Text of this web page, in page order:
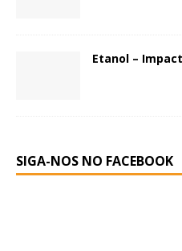
Etanol –
SIGA-NOS NO FACEBOOK